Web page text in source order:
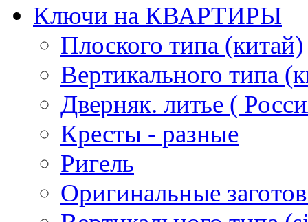
Ключи на КВАРТИРЫ
Плоского типа (китай)
Вертикального типа
Дверняк. литье (
Кресты - разные
Ригель
Оригинальные